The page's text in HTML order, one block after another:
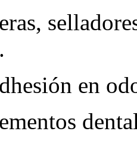
en